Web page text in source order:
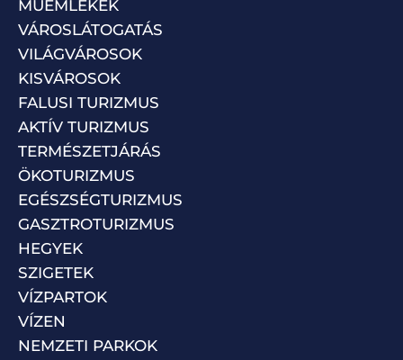
MŰEMLÉKEK
VÁROSLÁTOGATÁS
VILÁGVÁROSOK
KISVÁROSOK
FALUSI TURIZMUS
AKTÍV TURIZMUS
TERMÉSZETJÁRÁS
ÖKOTURIZMUS
EGÉSZSÉGTURIZMUS
GASZTROTURIZMUS
HEGYEK
SZIGETEK
VÍZPARTOK
VÍZEN
NEMZETI PARKOK